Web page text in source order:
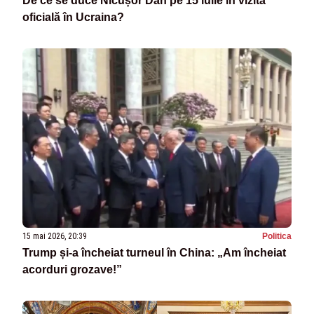
oficială în Ucraina?
15 mai 2026, 20:39 Politica
Trump și-a încheiat turneul în China: „Am încheiat
acorduri grozave!”